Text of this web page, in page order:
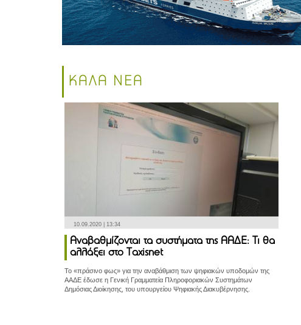
ΚΑΛΑ ΝΕΑ
10.09.2020 | 13:34
Αναβαθμίζονται τα συστήματα της ΑΑΔΕ: Τι θα
αλλάξει στο Taxisnet
Το «πράσινο φως» για την αναβάθμιση των ψηφιακών υποδομών της
ΑΑΔΕ έδωσε η Γενική Γραμματεία Πληροφοριακών Συστημάτων
Δημόσιας Διοίκησης, του υπουργείου Ψηφιακής Διακυβέρνησης.